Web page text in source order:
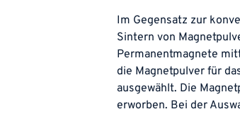
Im Gegensatz zur
Sintern von
Permanentmagnete
die Magnetpulver für
ausgewählt. Die
erworben. Bei der